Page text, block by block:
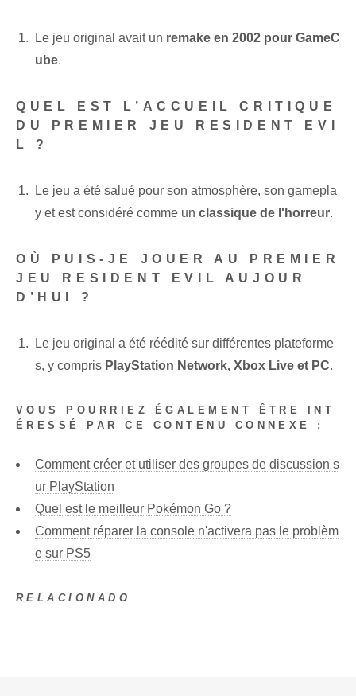
Le ⁢jeu original‍ avait ⁣un remake en 2002 pour ⁤GameC
ube.
QUEL EST L’ACCUEIL CRITIQUE
DU PREMIER JEU RESIDENT EVI
L ?
Le jeu a été salué pour son atmosphère, son gamepla
y et est considéré comme un classique de l'horreur.
OÙ PUIS-JE JOUER AU PREMIER
JEU RESIDENT EVIL AUJOUR
D’HUI ?
Le jeu original ⁢a été réédité sur différentes ‌plateforme
s, ‌y compris​ PlayStation ‍Network, Xbox Live et PC.
VOUS POURRIEZ ÉGALEMENT ÊTRE INT
ÉRESSÉ PAR CE CONTENU CONNEXE :
Comment créer et utiliser des groupes de discussion s
ur PlayStation
Quel est le meilleur Pokémon Go ?
Comment réparer la console n'activera pas le problèm
e sur PS5
RELACIONADO